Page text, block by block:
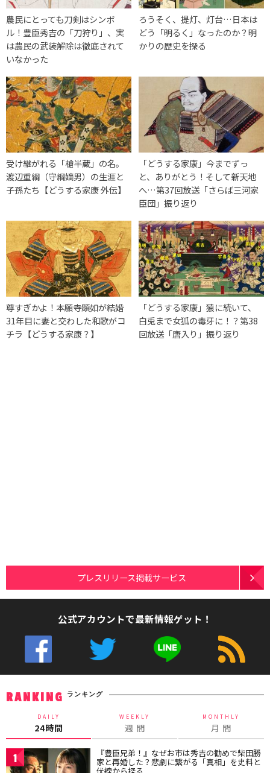
農民にとっても刀剣はシンボ
ル！豊臣秀吉の「刀狩り」、実
は農民の武装解除は徹底されて
いなかった
ろうそく、提灯、灯台…日本は
どう「明るく」なったのか？明
かりの歴史を探る
受け継がれる「槍半蔵」の名。
渡辺重綱（守綱嫡男）の生涯と
子孫たち【どうする家康 外伝】
「どうする家康」今までずっ
と、ありがとう！そして新天地
へ…第37回放送「さらば三河家
臣団」振り返り
尊すぎかよ！本願寺顕如が結婚
31年目に妻と交わした和歌がコ
チラ【どうする家康？】
「どうする家康」猿に続いて、
白兎まで女狐の毒牙に！？第38
回放送「唐入り」振り返り
プレスリリース掲載サービス
公式アカウントで最新情報ゲット！
RANKING ランキング
DAILY
24時間
WEEKLY
週 間
MONTHLY
月 間
1 『豊臣兄弟！』なぜお市は秀吉の勧めで柴田勝
家と再婚した？悲劇に繋がる「真相」を史料と